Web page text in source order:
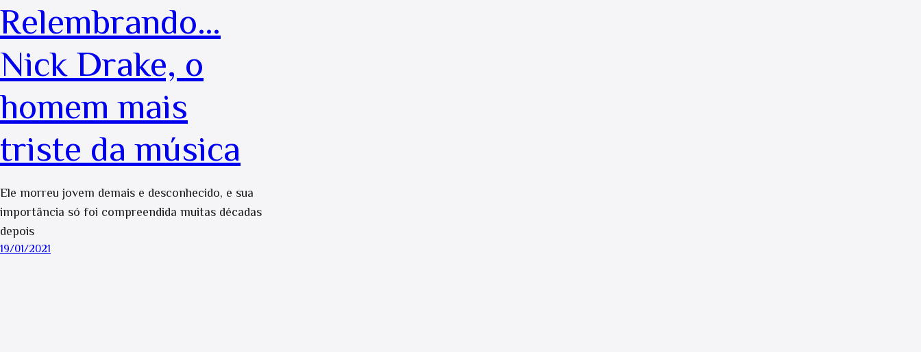
Relembrando…
Nick Drake, o
homem mais
triste da música
Ele morreu jovem demais e desconhecido, e sua
importância só foi compreendida muitas décadas
depois
19/01/2021